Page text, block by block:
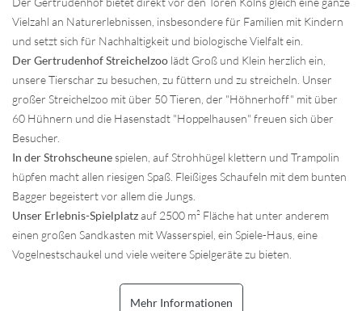
Vielzahl an Naturerlebnissen, insbesondere für Familien mit Kindern
und setzt sich für Nachhaltigkeit und biologische Vielfalt ein.
Der Gertrudenhof Streichelzoo lädt Groß und Klein herzlich ein,
unsere Tierschar zu besuchen, zu füttern und zu streicheln. Unser
großer Streichelzoo mit über 50 Tieren, der "Höhnerhoff" mit über
60 Hühnern und die Hasenstadt "Hoppelhausen" freuen sich über
Besucher.
In der Strohscheunespielen, auf Strohhügel klettern und Trampolin
hüpfen macht allen riesigen Spaß. Fleißiges Schaufeln mit dem bunten
Bagger begeistert vor allem die Jungs.
Unser Erlebnis-Spielplatzauf 2500 m² Fläche hat unter anderem
einen großen Sandkasten mit Wasserspiel, ein Spiele-Haus, eine
Vogelnestschaukel und viele weitere Spielgeräte zu bieten.
Mehr Informationen